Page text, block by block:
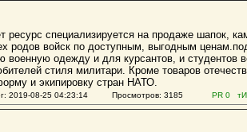
ресурс специализируется на продаже шапок,
родов войск по доступным, выгодным
военную одежду и для курсантов, и студентов
стиля милитари. Кроме товаров
и экипировку стран НАТО.
2019-08-25 04:23:14 Просмотров: 3185 PR 0